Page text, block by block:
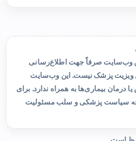
وب‌سایت صرفاً جهت اطلاع‌رسانی
ویزیت پزشک نیست. این وب‌سایت
درمان بیماری‌ها به همراه ندارد. برای
سیاست پزشکی و سلب مسئولیت